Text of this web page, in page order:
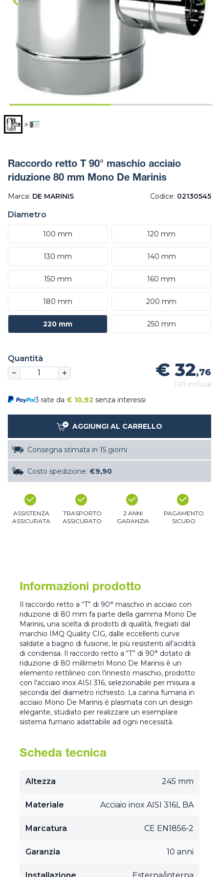
Raccordo retto T 90° maschio acciaio
riduzione 80 mm Mono De Marinis
Marca: DE MARINIS Codice: 02130545
Diametro
100 mm 120 mm
130 mm 140 mm
150 mm 160 mm
180 mm 200 mm
220 mm 250 mm
Quantità
€ 32,76
IVA inclusa
3 rate da € 10,92 senza interessi
AGGIUNGI AL CARRELLO
Consegna stimata in 15 giorni
Costo spedizione: €9,90
ASSISTENZA
ASSICURATA
TRASPORTO
ASSICURATO
2 ANNI
GARANZIA
PAGAMENTO
SICURO
Informazioni prodotto
Il raccordo retto a “T” di 90° maschio in acciaio con
riduzione di 80 mm fa parte della gamma Mono De
Marinis, una scelta di prodotti di qualità, fregiati dal
marchio IMQ Quality CIG, dalle eccellenti curve
saldate a bagno di fusione, le più resistenti all’acidità
di condensa. Il raccordo retto a “T” di 90° dotato di
riduzione di 80 millimetri Mono De Marinis è un
elemento rettilineo con l’innesto maschio, prodotto
con l’acciaio inox AISI 316, selezionabile per misura a
seconda del diametro richiesto. La canna fumaria in
acciaio Mono De Marinis è plasmata con un design
elegante, studiato per realizzare un esemplare
sistema fumario adattabile ad ogni necessità.
Scheda tecnica
Altezza 245 mm
Materiale Acciaio inox AISI 316L BA
Marcatura CE EN1856-2
Garanzia 10 anni